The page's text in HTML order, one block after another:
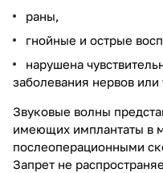
раны,
гнойные и острые
нарушена
заболевания нервов
Звуковые волны
имеющих имплантаты в
послеоперационными
Запрет не